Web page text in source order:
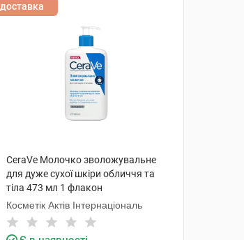
доставка
CeraVe Молочко зволожувальне
для дуже сухої шкіри обличчя та
тіла 473 мл 1 флакон
Косметік Актів Інтернаціональ